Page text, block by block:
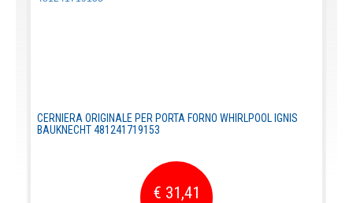
CERNIERA ORIGINALE PER PORTA FORNO WHIRLPOOL IGNIS
BAUKNECHT 481241719153
€ 31,41